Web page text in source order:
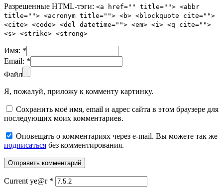
Разрешенные HTML-тэги: <a href="" title=""> <abbr
title=""> <acronym title=""> <b> <blockquote cite="">
<cite> <code> <del datetime=""> <em> <i> <q cite="">
<s> <strike> <strong>
Имя: *
Email: *
Файл
Я, пожалуй, приложу к комменту картинку.
Сохранить моё имя, email и адрес сайта в этом браузере для
последующих моих комментариев.
Оповещать о комментариях через e-mail. Вы можете так же
подписаться без комментирования.
Current ye@r *